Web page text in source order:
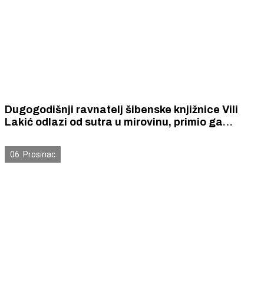
Dugogodišnji ravnatelj šibenske knjižnice Vili
Lakić odlazi od sutra u mirovinu, primio ga
06. Prosinac